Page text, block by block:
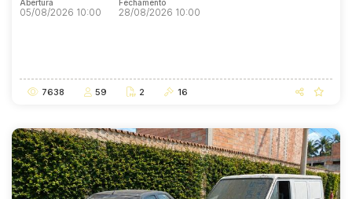
Abertura
05/08/2026 10:00
Fechamento
28/08/2026 10:00
7638 59 2 16